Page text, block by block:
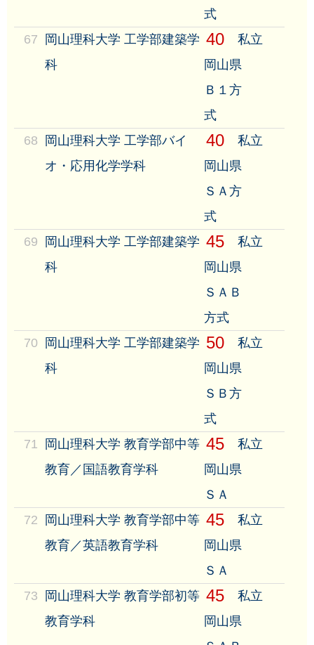
式
67
岡山理科大学 工学部建築学
科
40
私立
岡山県
Ｂ１方
式
68
岡山理科大学 工学部バイ
オ・応用化学学科
40
私立
岡山県
ＳＡ方
式
69
岡山理科大学 工学部建築学
科
45
私立
岡山県
ＳＡＢ
方式
70
岡山理科大学 工学部建築学
科
50
私立
岡山県
ＳＢ方
式
71
岡山理科大学 教育学部中等
教育／国語教育学科
45
私立
岡山県
ＳＡ
72
岡山理科大学 教育学部中等
教育／英語教育学科
45
私立
岡山県
ＳＡ
73
岡山理科大学 教育学部初等
教育学科
45
私立
岡山県